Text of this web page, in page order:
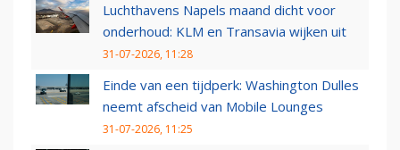
Luchthavens Napels maand dicht voor
onderhoud: KLM en Transavia wijken uit
31-07-2026, 11:28
Einde van een tijdperk: Washington Dulles
neemt afscheid van Mobile Lounges
31-07-2026, 11:25